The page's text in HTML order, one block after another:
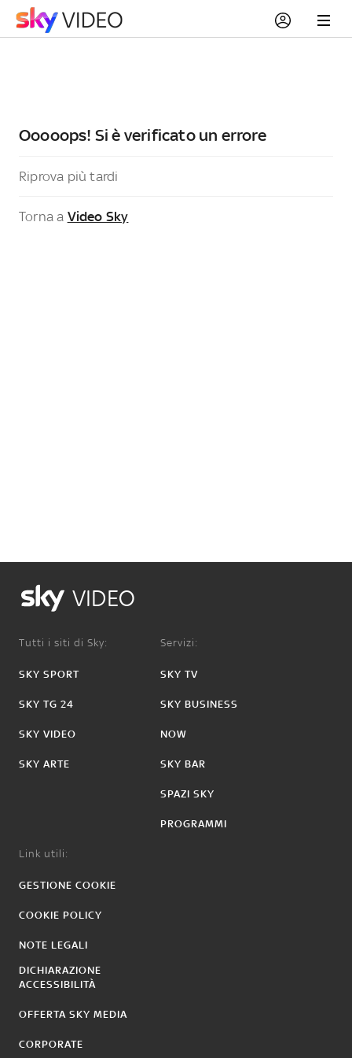
Ooooops! Si è verificato un errore
Riprova più tardi
Torna a Video Sky
VIDEO
Tutti i siti di Sky:
SKY SPORT
SKY TG 24
SKY VIDEO
SKY ARTE
Servizi:
SKY TV
SKY BUSINESS
NOW
SKY BAR
SPAZI SKY
PROGRAMMI
Link utili:
GESTIONE COOKIE
COOKIE POLICY
NOTE LEGALI
DICHIARAZIONE
ACCESSIBILITÀ
OFFERTA SKY MEDIA
CORPORATE